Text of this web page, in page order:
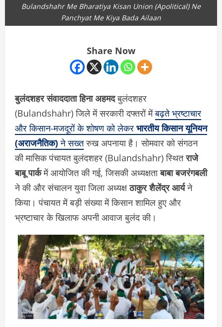
Bulandshahr Me Bharatiya Kisan Union (Apolitical) Ne
Panchyat Me Kiya Bada Ailaan
Share Now
बुलंदशहर संवाददाता हिना अहमदबुलंदशहर
(Bulandshahr) जिले में सरकारी दफ्तरों मेंबढ़ते भ्रष्टाचार
और किसान-मजदूरों के शोषण को लेकर भारतीय किसान यूनियन
(अराजनैतिक)ने सख्तरुख अपनाया है। सोमवार को संगठन
की मासिक पंचायत बुलंदशहर (Bulandshahr) स्थितराजे
बाबू पार्कमें आयोजित की गई, जिसकी अध्यक्षताबाबा बजरंगबली
ने की और संचालन युवा जिला अध्यक्षठाकुर शैलेंद्र आर्यने
किया। पंचायत में बड़ी संख्या में किसान शामिल हुए और
भ्रष्टाचार के खिलाफ अपनी आवाज बुलंद की।